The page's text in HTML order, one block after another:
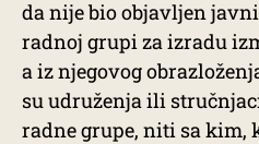
da nije bio objavljen
radnoj grupi za izradu
a iz njegovog
su udruženja ili
radne grupe, niti sa kim,